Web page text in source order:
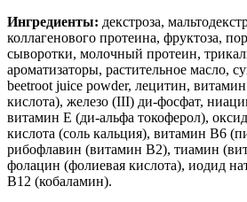
Ингредиенты: декстроза,
коллагенового протеина, фруктоза,
сыворотки, молочный протеин,
ароматизаторы, растительное масло,
beetroot juice powder, лецитин,
кислота), железо (III) ди-фосфат,
витамин Е (ди-альфа токоферол),
кислота (соль кальция), витамин В6
рибофлавин (витамин В2), тиамин
фолацин (фолиевая кислота), иодид
В12 (кобаламин).